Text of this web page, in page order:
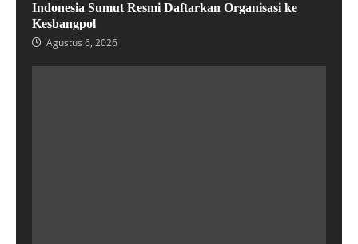
Indonesia Sumut Resmi Daftarkan Organisasi ke
Kesbangpol
Agustus 6, 2026